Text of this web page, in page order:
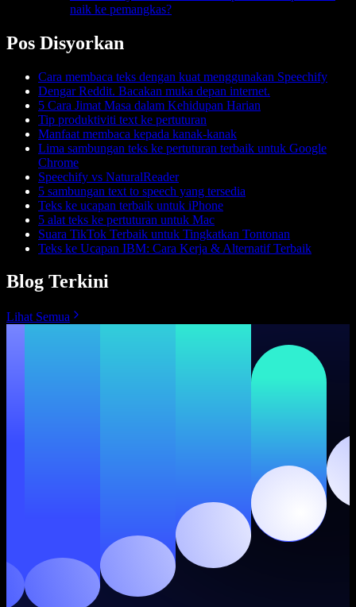
naik ke pemangkas?
Pos Disyorkan
Cara membaca teks dengan kuat menggunakan Speechify
Dengar Reddit. Bacakan muka depan internet.
5 Cara Jimat Masa dalam Kehidupan Harian
Tip produktiviti text ke pertuturan
Manfaat membaca kepada kanak-kanak
Lima sambungan teks ke pertuturan terbaik untuk Google
Chrome
Speechify vs NaturalReader
5 sambungan text to speech yang tersedia
Teks ke ucapan terbaik untuk iPhone
5 alat teks ke pertuturan untuk Mac
Suara TikTok Terbaik untuk Tingkatkan Tontonan
Teks ke Ucapan IBM: Cara Kerja & Alternatif Terbaik
Blog Terkini
Lihat Semua